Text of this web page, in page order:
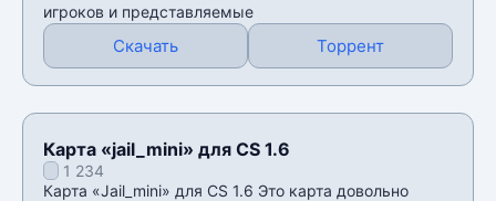
игроков и представляемые
Скачать Торрент
Карта «jail_mini» для CS 1.6
1 234
Карта «Jail_mini» для CS 1.6 Это карта довольно